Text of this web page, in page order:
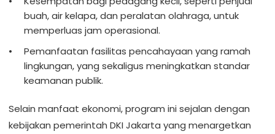
buah, air kelapa, dan peralatan olahraga, untuk
memperluas jam operasional.
Pemanfaatan fasilitas pencahayaan yang ramah
lingkungan, yang sekaligus meningkatkan standar
keamanan publik.
Selain manfaat ekonomi, program ini sejalan dengan
kebijakan pemerintah DKI Jakarta yang menargetkan